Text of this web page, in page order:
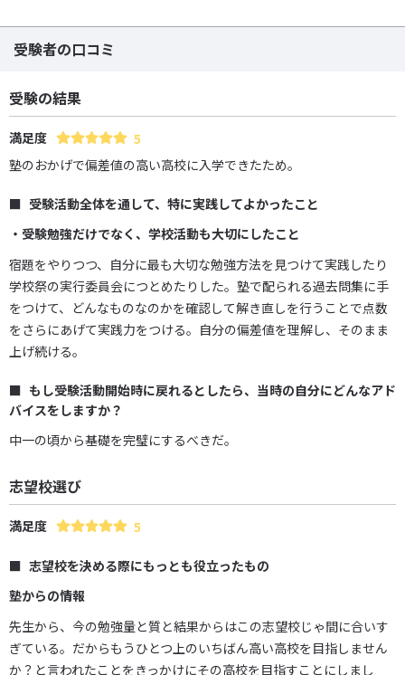
受験者の口コミ
受験の結果
満足度
5
塾のおかげで偏差値の高い高校に入学できたため。
受験活動全体を通して、特に実践してよかったこと
・受験勉強だけでなく、学校活動も大切にしたこと
宿題をやりつつ、自分に最も大切な勉強方法を見つけて実践したり
学校祭の実行委員会につとめたりした。塾で配られる過去問集に手
をつけて、どんなものなのかを確認して解き直しを行うことで点数
をさらにあげて実践力をつける。自分の偏差値を理解し、そのまま
上げ続ける。
もし受験活動開始時に戻れるとしたら、当時の自分にどんなアド
バイスをしますか？
中一の頃から基礎を完璧にするべきだ。
志望校選び
満足度 5
志望校を決める際にもっとも役立ったもの
塾からの情報
先生から、今の勉強量と質と結果からはこの志望校じゃ間に合いす
ぎている。だからもうひとつ上のいちばん高い高校を目指しません
か？と言われたことをきっかけにその高校を目指すことにしまし